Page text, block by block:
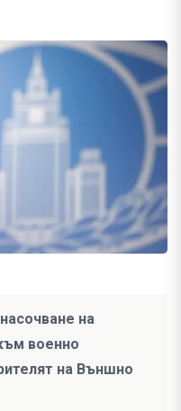
на
военно
на Външно